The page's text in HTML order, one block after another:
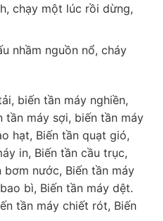
chạy một lúc rồi dừng,
nhầm nguồn nổ, cháy
biến tần máy nghiền,
tần máy sợi, biến tần máy
hạt, Biến tần quạt gió,
in, Biến tần cầu trục,
bơm nước, Biến tần máy
bì, Biến tần máy dệt.
tần máy chiết rót, Biến